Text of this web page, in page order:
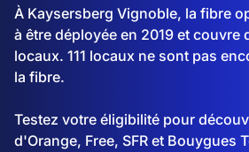
À Kaysersberg Vignoble, la fibre
à être déployée en 2019 et couvre
locaux. 111 locaux ne sont pas
la fibre.
Testez votre éligibilité pour
d'Orange, Free, SFR et Bouygues